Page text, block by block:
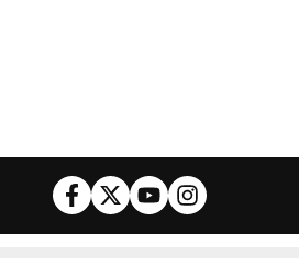
Facebook
TwitterYoutubeInstagram